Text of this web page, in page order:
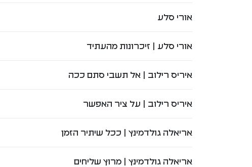
אורי סלע
אורי סלע | זיכרונות מהעתיד
איריס רילוב | אל תשבי סתם ככה
איריס רילוב | על ציר האפשר
אריאלה גולדמינץ | ככל שיתיר הזמן
אריאלה גולדמינץ | מרוץ שליחים